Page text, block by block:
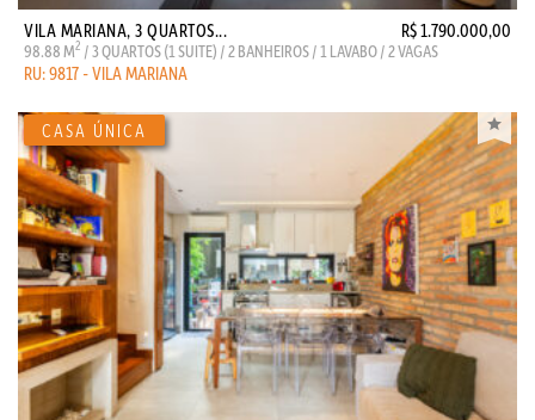
VILA MARIANA, 3 QUARTOS... R$ 1.790.000,00
98.88 M2 / 3 QUARTOS (1 SUITE) / 2 BANHEIROS / 1 LAVABO / 2 VAGAS
RU: 9817 - VILA MARIANA